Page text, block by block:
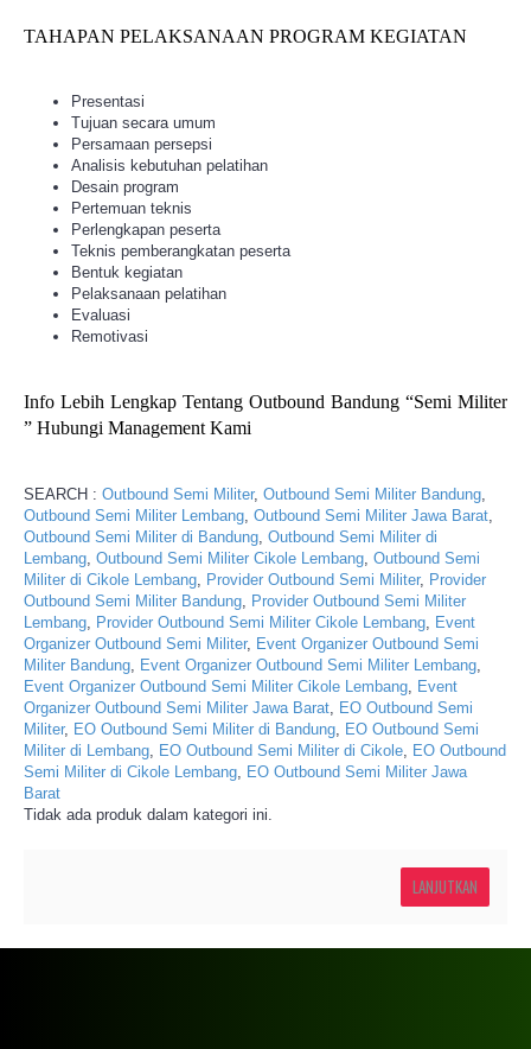
TAHAPAN PELAKSANAAN PROGRAM KEGIATAN
Presentasi
Tujuan secara umum
Persamaan persepsi
Analisis kebutuhan pelatihan
Desain program
Pertemuan teknis
Perlengkapan peserta
Teknis pemberangkatan peserta
Bentuk kegiatan
Pelaksanaan pelatihan
Evaluasi
Remotivasi
Info Lebih Lengkap Tentang Outbound Bandung “Semi Militer
” Hubungi Management Kami
SEARCH : Outbound Semi Militer, Outbound Semi Militer Bandung,
Outbound Semi Militer Lembang, Outbound Semi Militer Jawa Barat,
Outbound Semi Militer di Bandung, Outbound Semi Militer di
Lembang, Outbound Semi Militer Cikole Lembang, Outbound Semi
Militer di Cikole Lembang, Provider Outbound Semi Militer, Provider
Outbound Semi Militer Bandung, Provider Outbound Semi Militer
Lembang, Provider Outbound Semi Militer Cikole Lembang, Event
Organizer Outbound Semi Militer, Event Organizer Outbound Semi
Militer Bandung, Event Organizer Outbound Semi Militer Lembang,
Event Organizer Outbound Semi Militer Cikole Lembang, Event
Organizer Outbound Semi Militer Jawa Barat, EO Outbound Semi
Militer, EO Outbound Semi Militer di Bandung, EO Outbound Semi
Militer di Lembang, EO Outbound Semi Militer di Cikole, EO Outbound
Semi Militer di Cikole Lembang, EO Outbound Semi Militer Jawa
Barat
Tidak ada produk dalam kategori ini.
LANJUTKAN